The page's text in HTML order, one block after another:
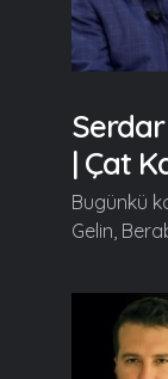
| Çat
Bugünkü
Gelin,